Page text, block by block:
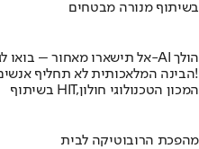
בשיתוף מנורה מבטחים
אל תישארו מאחור – בואו לגלות לאן ה-AI הולך
הבינה המלאכותית לא תחליף אנשים, היא תחליף את מי שלא משתמש בה!
בשיתוף HIT,המכון הטכנולוגי חולון
מהפכת הרובוטיקה לבית